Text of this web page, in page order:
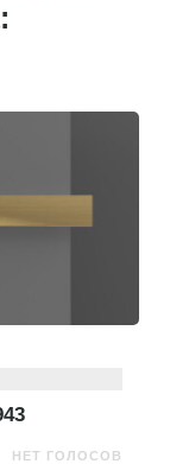
НЕТ ГОЛОСОВ